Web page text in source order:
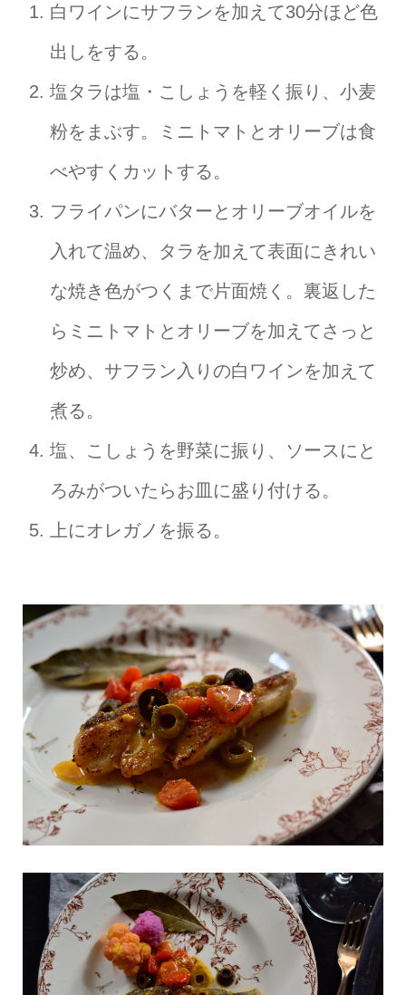
白ワインにサフランを加えて30分ほど色
出しをする。
塩タラは塩・こしょうを軽く振り、小麦
粉をまぶす。ミニトマトとオリーブは食
べやすくカットする。
フライパンにバターとオリーブオイルを
入れて温め、タラを加えて表面にきれい
な焼き色がつくまで片面焼く。裏返した
らミニトマトとオリーブを加えてさっと
炒め、サフラン入りの白ワインを加えて
煮る。
塩、こしょうを野菜に振り、ソースにと
ろみがついたらお皿に盛り付ける。
上にオレガノを振る。